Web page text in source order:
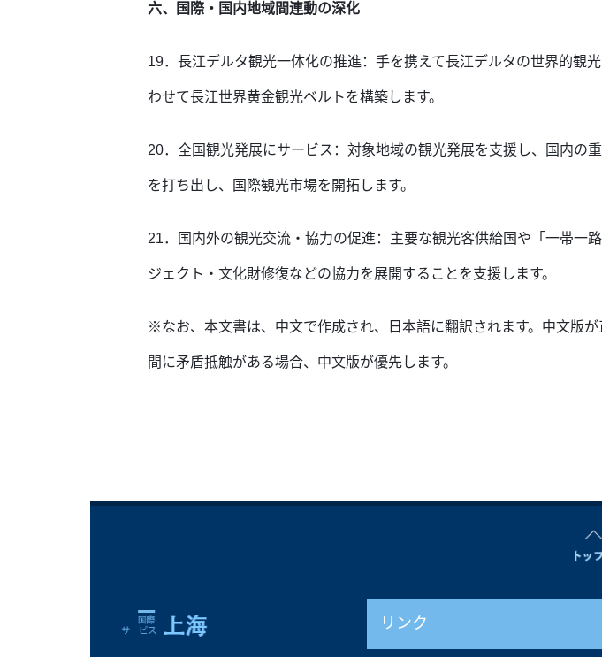
六、国際・国内地域間連動の深化
19．長江デルタ観光一体化の推進：手を携えて長江デルタの世界的観
わせて長江世界黄金観光ベルトを構築します。
20．全国観光発展にサービス：対象地域の観光発展を支援し、国内の
を打ち出し、国際観光市場を開拓します。
21．国内外の観光交流・協力の促進：主要な観光客供給国や「一帯一
ジェクト・文化財修復などの協力を展開することを支援します。
※なお、本文書は、中文で作成され、日本語に翻訳されます。中文版
間に矛盾抵触がある場合、中文版が優先します。
リンク